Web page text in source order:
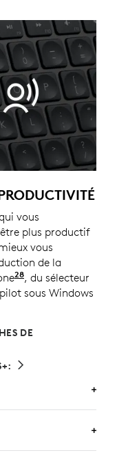
vous
plus productif
vous
de la
28Nécessite
, du sélecteur
sous Windows
Windows (en
DE